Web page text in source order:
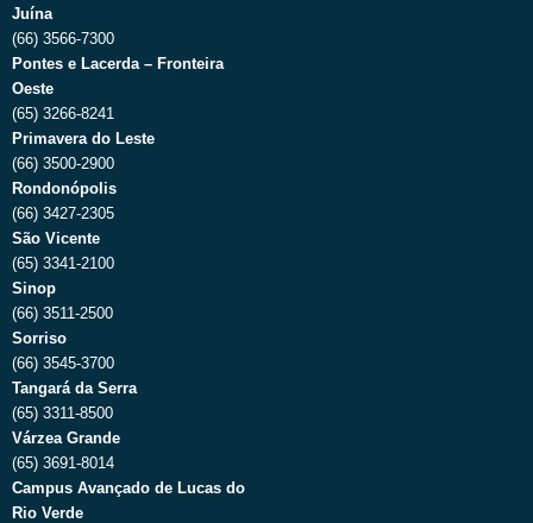
Juína
(66) 3566-7300
Pontes e Lacerda – Fronteira
Oeste
(65) 3266-8241
Primavera do Leste
(66) 3500-2900
Rondonópolis
(66) 3427-2305
São Vicente
(65) 3341-2100
Sinop
(66) 3511-2500
Sorriso
(66) 3545-3700
Tangará da Serra
(65) 3311-8500
Várzea Grande
(65) 3691-8014
Campus Avançado de Lucas do
Rio Verde